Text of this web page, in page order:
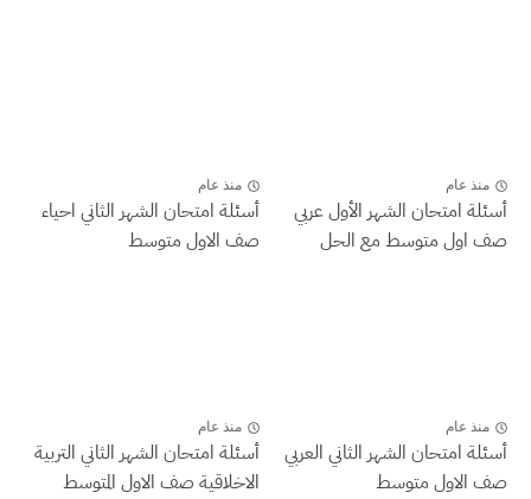
منذ عام
أسئلة امتحان الشهر الأول عربي
صف اول متوسط مع الحل
منذ عام
أسئلة امتحان الشهر الثاني احياء
صف الاول متوسط
منذ عام
أسئلة امتحان الشهر الثاني العربي
صف الاول متوسط
منذ عام
أسئلة امتحان الشهر الثاني التربية
الاخلاقية صف الاول المتوسط